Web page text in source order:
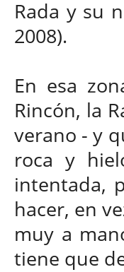
Rada y su
2008).
En esa
Rincón, la
verano - y
roca y
intentada,
hacer, en
muy a
tiene que